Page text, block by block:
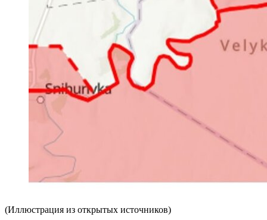
(Иллюстрация из открытых источников)